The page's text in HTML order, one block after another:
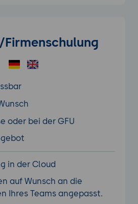
Firmenschulung
oder bei der GFU
in der Cloud
auf Wunsch an die
Ihres Teams angepasst.